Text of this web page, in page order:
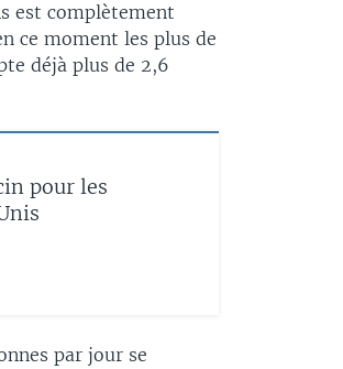
est complètement
ce moment les plus de
déjà plus de 2,6
pour les
par jour se